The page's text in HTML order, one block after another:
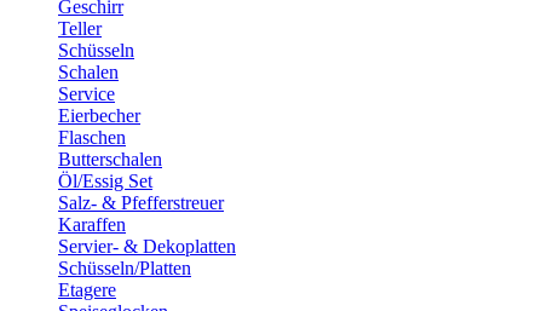
Geschirr
Teller
Schüsseln
Schalen
Service
Eierbecher
Flaschen
Butterschalen
Öl/Essig Set
Salz- & Pfefferstreuer
Karaffen
Servier- & Dekoplatten
Schüsseln/Platten
Etagere